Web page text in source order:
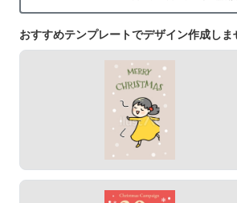
おすすめテンプレートでデザイン作成しま